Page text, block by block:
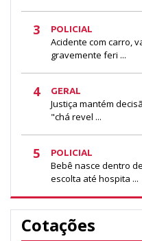
3 POLICIAL
Acidente com carro,
gravemente feri ...
4 GERAL
Justiça mantém
"chá revel ...
5 POLICIAL
Bebê nasce dentro
escolta até hospita ...
Cotações